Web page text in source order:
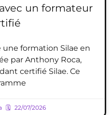
un formateur
une formation Silae en
par Anthony Roca,
certifié Silae. Ce
22/07/2026